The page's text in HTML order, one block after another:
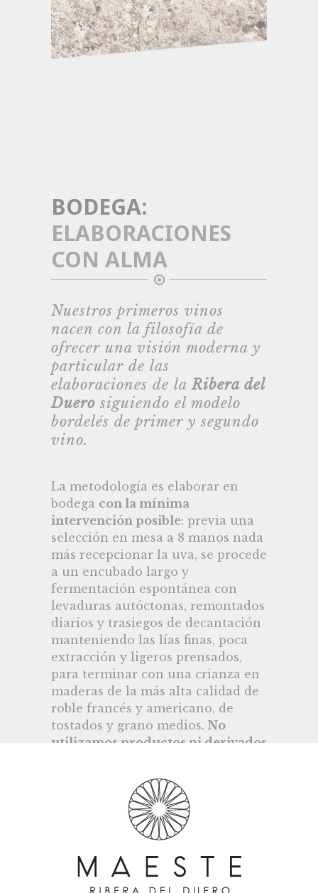
BODEGA:
ELABORACIONES
CON ALMA
Nuestros primeros vinos
nacen con la filosofía de
ofrecer una visión moderna y
particular de las
elaboraciones de la Ribera del
Duerosiguiendo el modelo
bordelés de primer y segundo
vino.
La metodología es elaborar en
bodega con la mínima
intervención posible: previa una
selección en mesa a 8 manos nada
más recepcionar la uva, se procede
a un encubado largo y
fermentación espontánea con
levaduras autóctonas, remontados
diarios y trasiegos de decantación
manteniendo las lías finas, poca
extracción y ligeros prensados,
para terminar con una crianza en
maderas de la más alta calidad de
roble francés y americano, de
tostados y grano medios. No
utilizamos productos ni derivados
proceso de producción de
nuestros vinos.
La variedad mayoritaria que
utilizamos es la uva
la reina de la Ribera, también
conocida en la región como “Tinta